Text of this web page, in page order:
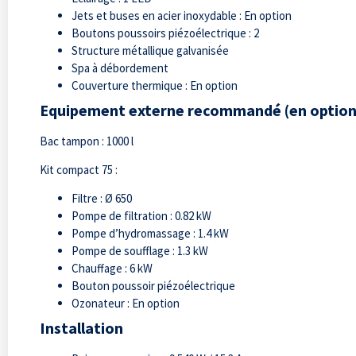
Jets et buses en acier inoxydable : En option
Boutons poussoirs piézoélectrique : 2
Structure métallique galvanisée
Spa à débordement
Couverture thermique : En option
Equipement externe recommandé (en
Bac tampon : 1000 l
Kit compact 75 :
Filtre : Ø 650
Pompe de filtration : 0.82 kW
Pompe d’hydromassage : 1.4 kW
Pompe de soufflage : 1.3 kW
Chauffage : 6 kW
Bouton poussoir piézoélectrique
Ozonateur : En option
Installation